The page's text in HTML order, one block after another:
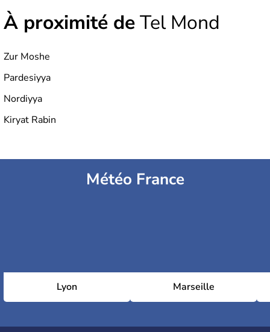
À proximité deTel Mond
Zur Moshe
Pardesiyya
Nordiyya
Kiryat Rabin
Météo France
Lyon Marseille